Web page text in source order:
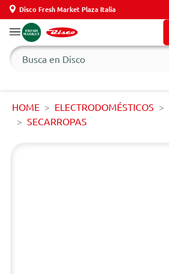
Disco Fresh Market Plaza Italia
HOME ELECTRODOMÉSTICOS
SECARROPAS